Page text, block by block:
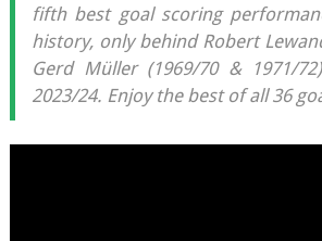
fifth best goal scoring
history, only behind Robert
Gerd Müller (1969/70 & 1971/
2023/24. Enjoy the best of all 36